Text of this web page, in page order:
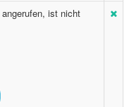
ist nicht